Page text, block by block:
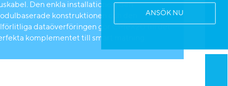
ANSÖK NU
Den enkla installationen, den
konstruktionen och den
dataöverföringen gör CMeX20 till det
komplementet till smart mätning.